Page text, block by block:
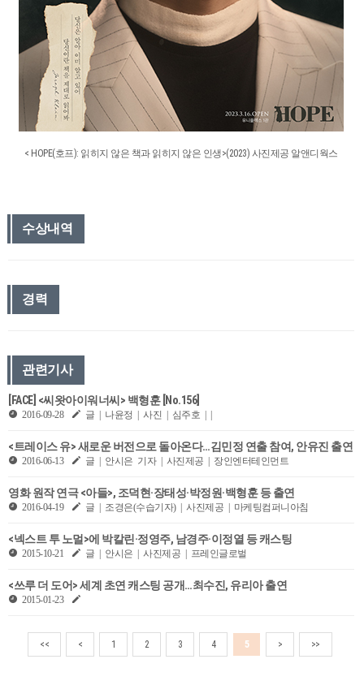
< HOPE(호프): 읽히지 않은 책과 읽히지 않은 인생>(2023) 사진제공 알앤디웍스
수상내역
경력
관련기사
[FACE] <씨왓아이워너씨> 백형훈 [No.156]
2016-09-28 글 | 나윤정 | 사진 | 심주호 | |
<트레이스 유> 새로운 버전으로 돌아온다…김민정 연출 참여, 안유진 출연
2016-06-13 글 | 안시은 기자 | 사진제공 | 장인엔터테인먼트
영화 원작 연극 <아들>, 조덕현·장태성·박정원·백형훈 등 출연
2016-04-19 글 | 조경은(수습기자) | 사진제공 | 마케팅컴퍼니아침
<넥스트 투 노멀>에 박칼린·정영주, 남경주·이정열 등 캐스팅
2015-10-21 글 | 안시은 | 사진제공 | 프레인글로벌
<쓰루 더 도어> 세계 초연 캐스팅 공개…최수진, 유리아 출연
2015-01-23
<< < 1 2 3 4 5 > >>